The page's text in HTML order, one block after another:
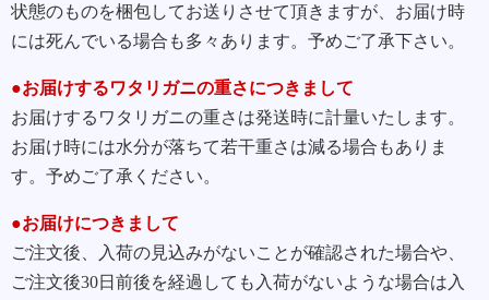
状態のものを梱包してお送りさせて頂きますが、お届け時
には死んでいる場合も多々あります。予めご了承下さい。
●お届けするワタリガニの重さにつきまして
お届けするワタリガニの重さは発送時に計量いたします。
お届け時には水分が落ちて若干重さは減る場合もありま
す。予めご了承ください。
●お届けにつきまして
ご注文後、入荷の見込みがないことが確認された場合や、
ご注文後30日前後を経過しても入荷がないような場合は入